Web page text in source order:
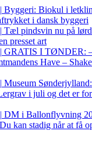
| Byggeri: Biokul i
i dansk byggeri
| Tæl pindsvin nu på
presset art
| GRATIS I TØNDER:
Have –
| Museum
i juli og det er
| DM i Ballonflyvning
kan stadig når at få